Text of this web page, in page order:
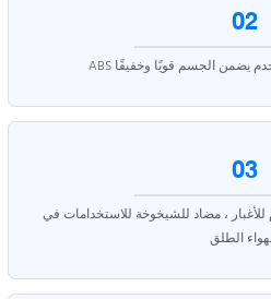
02
03
، مضاد للشيخوخة للاستخدامات في